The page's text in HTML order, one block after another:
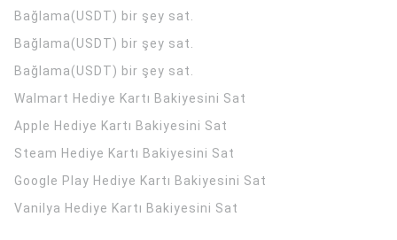
Bağlama(USDT) bir şey sat.
Bağlama(USDT) bir şey sat.
Bağlama(USDT) bir şey sat.
Walmart Hediye Kartı Bakiyesini Sat
Apple Hediye Kartı Bakiyesini Sat
Steam Hediye Kartı Bakiyesini Sat
Google Play Hediye Kartı Bakiyesini Sat
Vanilya Hediye Kartı Bakiyesini Sat